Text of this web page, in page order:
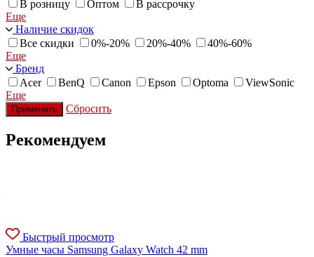
В розницу
Оптом
В рассрочку
Еще
Наличие скидок
Все скидки
0%-20% 20%-40%
40%-60%
Еще
Бренд
Acer
BenQ Canon Epson Optoma
ViewSonic
Еще
Применить Сбросить
Рекомендуем
Быстрый просмотр
Умные часы Samsung Galaxy Watch 42 mm